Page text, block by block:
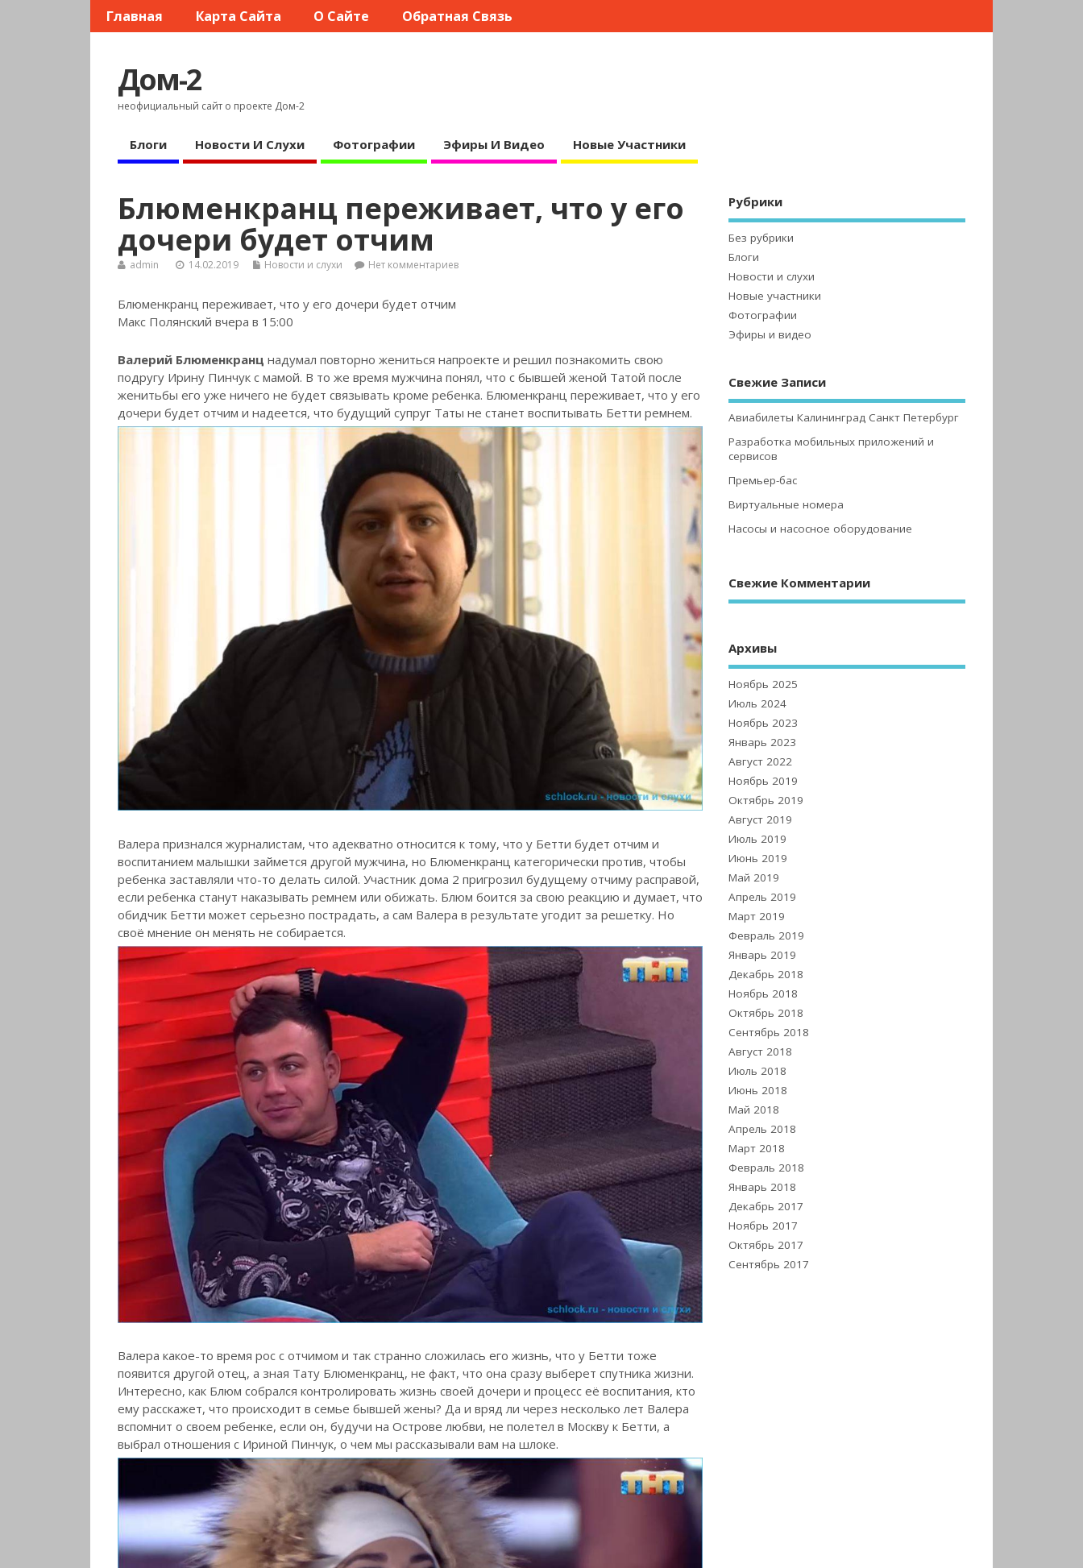
Главная Карта Сайта О Сайте Обратная Связь
Дом-2
неофициальный сайт о проекте Дом-2
Блоги Новости И Слухи Фотографии Эфиры И Видео Новые Участники
Блюменкранц переживает, что у его
дочери будет отчим
admin 14.02.2019 Новости и слухи Нет комментариев
Блюменкранц переживает, что у его дочери будет отчим
Макс Полянский вчера в 15:00
Валерий Блюменкранц надумал повторно жениться напроекте и решил познакомить свою
подругу Ирину Пинчук с мамой. В то же время мужчина понял, что с бывшей женой Татой после
женитьбы его уже ничего не будет связывать кроме ребенка. Блюменкранц переживает, что у его
дочери будет отчим и надеется, что будущий супруг Таты не станет воспитывать Бетти ремнем.
Валера признался журналистам, что адекватно относится к тому, что у Бетти будет отчим и
воспитанием малышки займется другой мужчина, но Блюменкранц категорически против, чтобы
ребенка заставляли что-то делать силой. Участник дома 2 пригрозил будущему отчиму расправой,
если ребенка станут наказывать ремнем или обижать. Блюм боится за свою реакцию и думает, что
обидчик Бетти может серьезно пострадать, а сам Валера в результате угодит за решетку. Но
своё мнение он менять не собирается.
Валера какое-то время рос с отчимом и так странно сложилась его жизнь, что у Бетти тоже
появится другой отец, а зная Тату Блюменкранц, не факт, что она сразу выберет спутника жизни.
Интересно, как Блюм собрался контролировать жизнь своей дочери и процесс её воспитания, кто
ему расскажет, что происходит в семье бывшей жены? Да и вряд ли через несколько лет Валера
вспомнит о своем ребенке, если он, будучи на Острове любви, не полетел в Москву к Бетти, а
выбрал отношения с Ириной Пинчук, о чем мы рассказывали вам на шлоке.
Рубрики
Без рубрики
Блоги
Новости и слухи
Новые участники
Фотографии
Эфиры и видео
Свежие Записи
Авиабилеты Калининград Санкт Петербург
Разработка мобильных приложений и
сервисов
Премьер-бас
Виртуальные номера
Насосы и насосное оборудование
Свежие Комментарии
Архивы
Ноябрь 2025
Июль 2024
Ноябрь 2023
Январь 2023
Август 2022
Ноябрь 2019
Октябрь 2019
Август 2019
Июль 2019
Июнь 2019
Май 2019
Апрель 2019
Март 2019
Февраль 2019
Январь 2019
Декабрь 2018
Ноябрь 2018
Октябрь 2018
Сентябрь 2018
Август 2018
Июль 2018
Июнь 2018
Май 2018
Апрель 2018
Март 2018
Февраль 2018
Январь 2018
Декабрь 2017
Ноябрь 2017
Октябрь 2017
Сентябрь 2017